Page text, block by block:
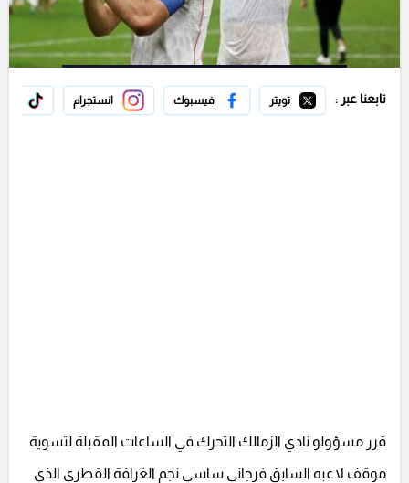
تابعنا عبر : تويتر فيسبوك انستجرام
قرر مسؤولو نادي الزمالك التحرك في الساعات المقبلة لتسوية
موقف لاعبه السابق فرجاني ساسي نجم الغرافة القطري الذي